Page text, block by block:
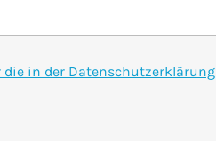
die in der Datenschutzerklärung